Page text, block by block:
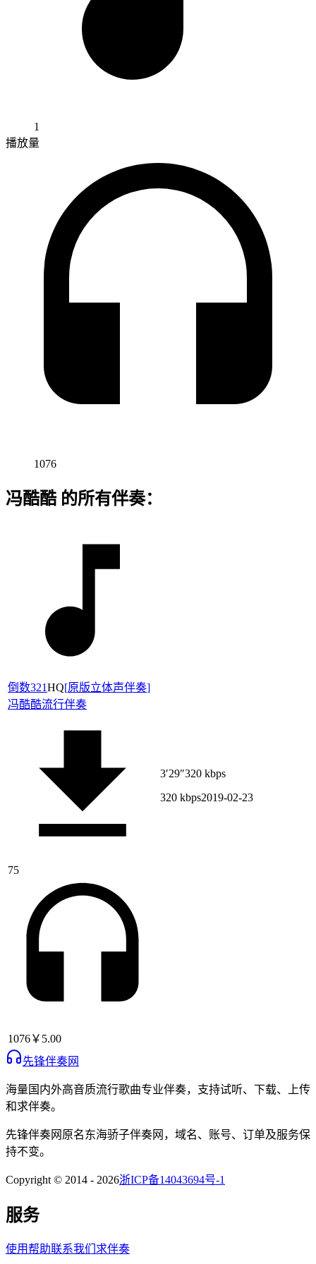
1
播放量
1076
冯酷酷 的所有伴奏：
倒数321HQ[原版立体声伴奏]
冯酷酷流行伴奏
75
1076￥5.00
3′29″320 kbps
320 kbps2019-02-23
先锋伴奏网
海量国内外高音质流行歌曲专业伴奏，支持试听、下载、上传
和求伴奏。
先锋伴奏网 原名东海骄子伴奏网 ，域名、账号、订单及服务保
持不变。
Copyright © 2014 - 2026浙ICP备14043694号-1
服务
使用帮助联系我们 求伴奏